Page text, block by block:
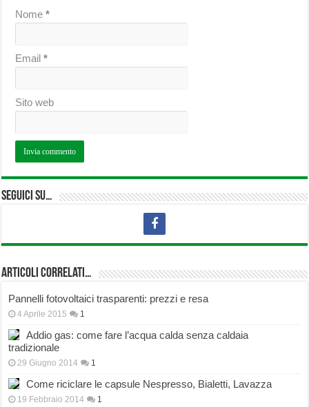
Nome*
Email*
Sito web
Seguici su…
Articoli correlati…
Pannelli fotovoltaici trasparenti: prezzi e resa
4 Aprile 2015 1
Addio gas: come fare l’acqua calda senza caldaia
tradizionale
29 Giugno 2014 1
Come riciclare le capsule Nespresso, Bialetti, Lavazza
19 Febbraio 2014 1